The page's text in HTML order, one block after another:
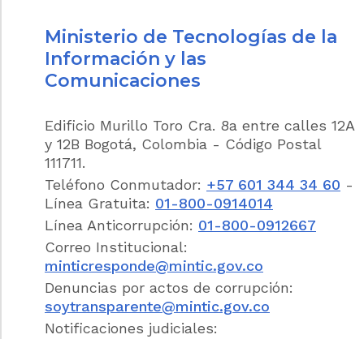
ARTÍCULO 3o. PRELACIÓN DE LOS
TRATADOS INTERNACIONALES.
actuación prevalecerá lo establecido en los
tratados y convenios internacionales
derechos humanos y que prohíban su
limitación durante los estados de excepción,
por formar bloque de constitucionalidad.
ARTÍCULO 4o. IGUALDAD.
los servidores judiciales hacer efectiva la
igualdad de los intervinientes en el desarrollo
de la actuación procesaly proteger,
especialmente, a aquellas personas que por
su condición económica, física o mental, se
Ministerio de Tecnologías de la
Información y las
Comunicaciones
Edificio Murillo Toro Cra. 8a entre calles 12A
y 12B Bogotá, Colombia - Código Postal
111711.
Teléfono Conmutador: +57 601 344 34 60 -
Línea Gratuita: 01-800-0914014
Línea Anticorrupción: 01-800-0912667
Correo Institucional:
minticresponde@mintic.gov.co
Denuncias por actos de corrupción:
soytransparente@mintic.gov.co
Notificaciones judiciales: